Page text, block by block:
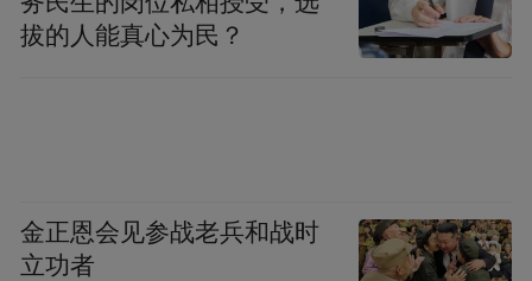
文创＋市集，销售火爆
拔的人能真心为民？
金正恩会见参战老兵和战时
立功者